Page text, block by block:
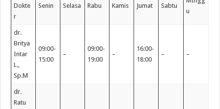
Dokte
r
Senin Selasa Rabu Kamis Jumat Sabtu
u
dr.
Britya
Intar
L.,
Sp.M
09:00-
15:00
–
09:00-
19:00
–
16:00-
18:00
– –
dr.
Ratu